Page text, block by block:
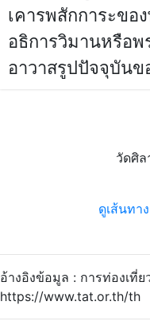
เคารพสักการะข
อธิการวิมานหรือพ
อาวาสรูปปัจจุบันข
วัดศิ
ดูเส้นทา
อ้างอิงข้อมูล : การท่องเที่
https://www.tat.or.th/th